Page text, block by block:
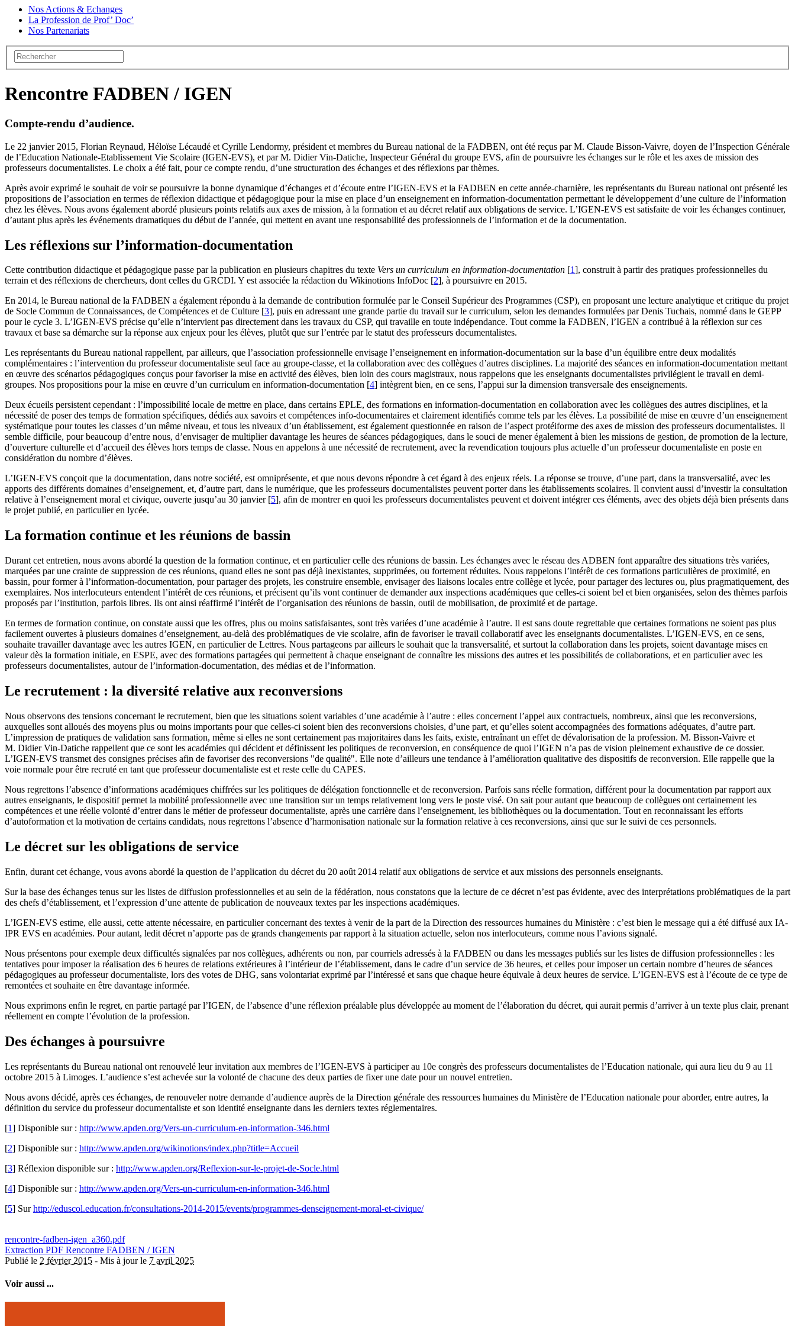
Nos Actions & Echanges
La Profession de Prof’ Doc’
Nos Partenariats
Rencontre FADBEN / IGEN
Compte-rendu d’audience.
Le 22 janvier 2015, Florian Reynaud, Héloïse Lécaudé et Cyrille Lendormy, président et membres du Bureau national de la FADBEN, ont été reçus par M. Claude Bisson-Vaivre, doyen de l’Inspection Générale
de l’Education Nationale-Etablissement Vie Scolaire (IGEN-EVS), et par M. Didier Vin-Datiche, Inspecteur Général du groupe EVS, afin de poursuivre les échanges sur le rôle et les axes de mission des
professeurs documentalistes. Le choix a été fait, pour ce compte rendu, d’une structuration des échanges et des réflexions par thèmes.
Après avoir exprimé le souhait de voir se poursuivre la bonne dynamique d’échanges et d’écoute entre l’IGEN-EVS et la FADBEN en cette année-charnière, les représentants du Bureau national ont présenté les
propositions de l’association en termes de réflexion didactique et pédagogique pour la mise en place d’un enseignement en information-documentation permettant le développement d’une culture de l’information
chez les élèves. Nous avons également abordé plusieurs points relatifs aux axes de mission, à la formation et au décret relatif aux obligations de service. L’IGEN-EVS est satisfaite de voir les échanges continuer,
d’autant plus après les événements dramatiques du début de l’année, qui mettent en avant une responsabilité des professionnels de l’information et de la documentation.
Les réflexions sur l’information-documentation
Cette contribution didactique et pédagogique passe par la publication en plusieurs chapitres du texte Vers un curriculum en information-documentation [1], construit à partir des pratiques professionnelles du
terrain et des réflexions de chercheurs, dont celles du GRCDI. Y est associée la rédaction du Wikinotions InfoDoc [2], à poursuivre en 2015.
En 2014, le Bureau national de la FADBEN a également répondu à la demande de contribution formulée par le Conseil Supérieur des Programmes (CSP), en proposant une lecture analytique et critique du projet
de Socle Commun de Connaissances, de Compétences et de Culture [3], puis en adressant une grande partie du travail sur le curriculum, selon les demandes formulées par Denis Tuchais, nommé dans le GEPP
pour le cycle 3. L’IGEN-EVS précise qu’elle n’intervient pas directement dans les travaux du CSP, qui travaille en toute indépendance. Tout comme la FADBEN, l’IGEN a contribué à la réflexion sur ces
travaux et base sa démarche sur la réponse aux enjeux pour les élèves, plutôt que sur l’entrée par le statut des professeurs documentalistes.
Les représentants du Bureau national rappellent, par ailleurs, que l’association professionnelle envisage l’enseignement en information-documentation sur la base d’un équilibre entre deux modalités
complémentaires : l’intervention du professeur documentaliste seul face au groupe-classe, et la collaboration avec des collègues d’autres disciplines. La majorité des séances en information-documentation mettant
en œuvre des scénarios pédagogiques conçus pour favoriser la mise en activité des élèves, bien loin des cours magistraux, nous rappelons que les enseignants documentalistes privilégient le travail en demi-
groupes. Nos propositions pour la mise en œuvre d’un curriculum en information-documentation [4] intègrent bien, en ce sens, l’appui sur la dimension transversale des enseignements.
Deux écueils persistent cependant : l’impossibilité locale de mettre en place, dans certains EPLE, des formations en information-documentation en collaboration avec les collègues des autres disciplines, et la
nécessité de poser des temps de formation spécifiques, dédiés aux savoirs et compétences info-documentaires et clairement identifiés comme tels par les élèves. La possibilité de mise en œuvre d’un enseignement
systématique pour toutes les classes d’un même niveau, et tous les niveaux d’un établissement, est également questionnée en raison de l’aspect protéiforme des axes de mission des professeurs documentalistes. Il
semble difficile, pour beaucoup d’entre nous, d’envisager de multiplier davantage les heures de séances pédagogiques, dans le souci de mener également à bien les missions de gestion, de promotion de la lecture,
d’ouverture culturelle et d’accueil des élèves hors temps de classe. Nous en appelons à une nécessité de recrutement, avec la revendication toujours plus actuelle d’un professeur documentaliste en poste en
considération du nombre d’élèves.
L’IGEN-EVS conçoit que la documentation, dans notre société, est omniprésente, et que nous devons répondre à cet égard à des enjeux réels. La réponse se trouve, d’une part, dans la transversalité, avec les
apports des différents domaines d’enseignement, et, d’autre part, dans le numérique, que les professeurs documentalistes peuvent porter dans les établissements scolaires. Il convient aussi d’investir la consultation
relative à l’enseignement moral et civique, ouverte jusqu’au 30 janvier[5], afin de montrer en quoi les professeurs documentalistes peuvent et doivent intégrer ces éléments, avec des objets déjà bien présents dans
le projet publié, en particulier en lycée.
La formation continue et les réunions de bassin
Durant cet entretien, nous avons abordé la question de la formation continue, et en particulier celle des réunions de bassin. Les échanges avec le réseau des ADBEN font apparaître des situations très variées,
marquées par une crainte de suppression de ces réunions, quand elles ne sont pas déjà inexistantes, supprimées, ou fortement réduites. Nous rappelons l’intérêt de ces formations particulières de proximité, en
bassin, pour former à l’information-documentation, pour partager des projets, les construire ensemble, envisager des liaisons locales entre collège et lycée, pour partager des lectures ou, plus pragmatiquement, des
exemplaires. Nos interlocuteurs entendent l’intérêt de ces réunions, et précisent qu’ils vont continuer de demander aux inspections académiques que celles-ci soient bel et bien organisées, selon des thèmes parfois
proposés par l’institution, parfois libres. Ils ont ainsi réaffirmé l’intérêt de l’organisation des réunions de bassin, outil de mobilisation, de proximité et de partage.
En termes de formation continue, on constate aussi que les offres, plus ou moins satisfaisantes, sont très variées d’une académie à l’autre. Il est sans doute regrettable que certaines formations ne soient pas plus
facilement ouvertes à plusieurs domaines d’enseignement, au-delà des problématiques de vie scolaire, afin de favoriser le travail collaboratif avec les enseignants documentalistes. L’IGEN-EVS, en ce sens,
souhaite travailler davantage avec les autres IGEN, en particulier de Lettres. Nous partageons par ailleurs le souhait que la transversalité, et surtout la collaboration dans les projets, soient davantage mises en
valeur dès la formation initiale, en ESPE, avec des formations partagées qui permettent à chaque enseignant de connaître les missions des autres et les possibilités de collaborations, et en particulier avec les
professeurs documentalistes, autour de l’information-documentation, des médias et de l’information.
Le recrutement : la diversité relative aux reconversions
Nous observons des tensions concernant le recrutement, bien que les situations soient variables d’une académie à l’autre : elles concernent l’appel aux contractuels, nombreux, ainsi que les reconversions,
auxquelles sont alloués des moyens plus ou moins importants pour que celles-ci soient bien des reconversions choisies, d’une part, et qu’elles soient accompagnées des formations adéquates, d’autre part.
L’impression de pratiques de validation sans formation, même si elles ne sont certainement pas majoritaires dans les faits, existe, entraînant un effet de dévalorisation de la profession. M. Bisson-Vaivre et
M. Didier Vin-Datiche rappellent que ce sont les académies qui décident et définissent les politiques de reconversion, en conséquence de quoi l’IGEN n’a pas de vision pleinement exhaustive de ce dossier.
L’IGEN-EVS transmet des consignes précises afin de favoriser des reconversions "de qualité". Elle note d’ailleurs une tendance à l’amélioration qualitative des dispositifs de reconversion. Elle rappelle que la
voie normale pour être recruté en tant que professeur documentaliste est et reste celle du CAPES.
Nous regrettons l’absence d’informations académiques chiffrées sur les politiques de délégation fonctionnelle et de reconversion. Parfois sans réelle formation, différent pour la documentation par rapport aux
autres enseignants, le dispositif permet la mobilité professionnelle avec une transition sur un temps relativement long vers le poste visé. On sait pour autant que beaucoup de collègues ont certainement les
compétences et une réelle volonté d’entrer dans le métier de professeur documentaliste, après une carrière dans l’enseignement, les bibliothèques ou la documentation. Tout en reconnaissant les efforts
d’autoformation et la motivation de certains candidats, nous regrettons l’absence d’harmonisation nationale sur la formation relative à ces reconversions, ainsi que sur le suivi de ces personnels.
Le décret sur les obligations de service
Enfin, durant cet échange, vous avons abordé la question de l’application du décret du 20 août 2014 relatif aux obligations de service et aux missions des personnels enseignants.
Sur la base des échanges tenus sur les listes de diffusion professionnelles et au sein de la fédération, nous constatons que la lecture de ce décret n’est pas évidente, avec des interprétations problématiques de la part
des chefs d’établissement, et l’expression d’une attente de publication de nouveaux textes par les inspections académiques.
L’IGEN-EVS estime, elle aussi, cette attente nécessaire, en particulier concernant des textes à venir de la part de la Direction des ressources humaines du Ministère : c’est bien le message qui a été diffusé aux IA-
IPR EVS en académies. Pour autant, ledit décret n’apporte pas de grands changements par rapport à la situation actuelle, selon nos interlocuteurs, comme nous l’avions signalé.
Nous présentons pour exemple deux difficultés signalées par nos collègues, adhérents ou non, par courriels adressés à la FADBEN ou dans les messages publiés sur les listes de diffusion professionnelles : les
tentatives pour imposer la réalisation des 6 heures de relations extérieures à l’intérieur de l’établissement, dans le cadre d’un service de 36 heures, et celles pour imposer un certain nombre d’heures de séances
pédagogiques au professeur documentaliste, lors des votes de DHG, sans volontariat exprimé par l’intéressé et sans que chaque heure équivale à deux heures de service. L’IGEN-EVS est à l’écoute de ce type de
remontées et souhaite en être davantage informée.
Nous exprimons enfin le regret, en partie partagé par l’IGEN, de l’absence d’une réflexion préalable plus développée au moment de l’élaboration du décret, qui aurait permis d’arriver à un texte plus clair, prenant
réellement en compte l’évolution de la profession.
Des échanges à poursuivre
Les représentants du Bureau national ont renouvelé leur invitation aux membres de l’IGEN-EVS à participer au 10e congrès des professeurs documentalistes de l’Education nationale, qui aura lieu du 9 au 11
octobre 2015 à Limoges. L’audience s’est achevée sur la volonté de chacune des deux parties de fixer une date pour un nouvel entretien.
Nous avons décidé, après ces échanges, de renouveler notre demande d’audience auprès de la Direction générale des ressources humaines du Ministère de l’Education nationale pour aborder, entre autres, la
définition du service du professeur documentaliste et son identité enseignante dans les derniers textes réglementaires.
[1] Disponible sur : http://www.apden.org/Vers-un-curriculum-en-information-346.html
[2] Disponible sur : http://www.apden.org/wikinotions/index.php?title=Accueil
[3] Réflexion disponible sur : http://www.apden.org/Reflexion-sur-le-projet-de-Socle.html
[4] Disponible sur : http://www.apden.org/Vers-un-curriculum-en-information-346.html
[5] Surhttp://eduscol.education.fr/consultations-2014-2015/events/programmes-denseignement-moral-et-civique/
rencontre-fadben-igen_a360.pdf
Extraction PDF Rencontre FADBEN / IGEN
Publié le 2 février 2015 - Mis à jour le 7 avril 2025
Voir aussi ...